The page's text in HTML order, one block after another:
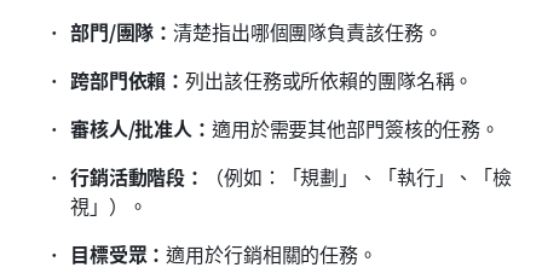
部門/團隊：清楚指出哪個團隊負責該任務。
跨部門依賴：列出該任務或所依賴的團隊名稱。
審核人/批准人： 適用於需要其他部門簽核的任務。
行銷活動階段：
（例如：「規劃」、「執行」、「檢
視」）。
目標受眾：適用於行銷相關的任務。